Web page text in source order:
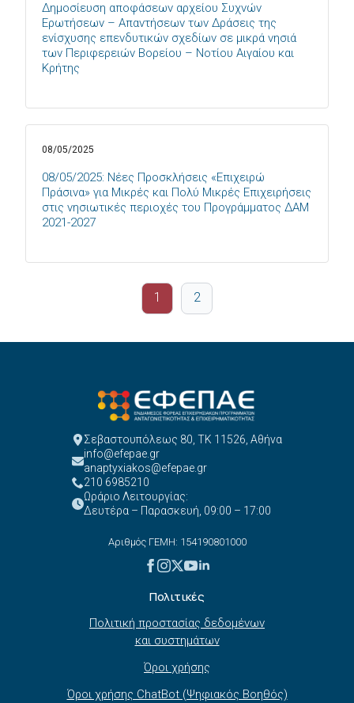
Δημοσίευση αποφάσεων αρχείου Συχνών
Ερωτήσεων – Απαντήσεων των Δράσεις της
ενίσχυσης επενδυτικών σχεδίων σε μικρά νησιά
των Περιφερειών Βορείου – Νοτίου Αιγαίου και
Κρήτης
08/05/2025: Νέες Προσκλήσεις «Επιχειρώ
Πράσινα» για Μικρές και Πολύ Μικρές Επιχειρήσεις
στις νησιωτικές περιοχές του Προγράμματος ΔΑΜ
2021-2027
08/05/2025
1 2
Σεβαστουπόλεως 80, ΤΚ 11526, Αθήνα
info@efepae.gr
anaptyxiakos@efepae.gr
210 6985210
Ωράριο Λειτουργίας:
Δευτέρα – Παρασκευή, 09:00 – 17:00
Αριθμός ΓΕΜΗ: 154190801000
Πολιτικές
Πολιτική προστασίας δεδομένων
και συστημάτων
Όροι χρήσης
Όροι χρήσης ChatBot (Ψηφιακός Βοηθός)